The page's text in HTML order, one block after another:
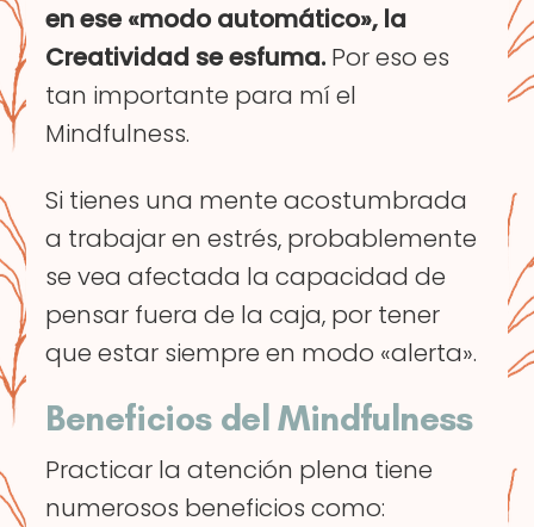
en ese «modo automático», la
Creatividad se esfuma. Por eso es
tan importante para mí el
Mindfulness.
Si tienes una mente acostumbrada
a trabajar en estrés, probablemente
se vea afectada la capacidad de
pensar fuera de la caja, por tener
que estar siempre en modo «alerta».
Beneficios del Mindfulness
Practicar la atención plena tiene
numerosos beneficios como: